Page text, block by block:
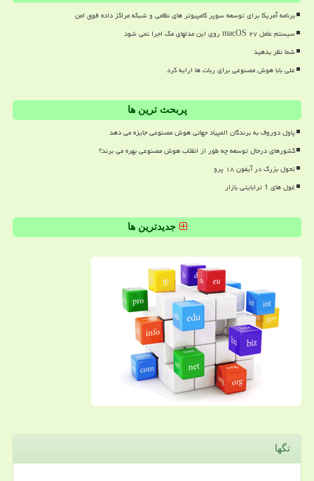
برنامه آمریکا برای توسعه سوپر کامپیوتر های نظامی و شبکه مراکز داده فوق امن
سیستم عامل macOS ۲۷ روی این مدلهای مک اجرا نمی شود
شما نظر بدهید
علی بابا هوش مصنوعی برای ربات ها ارایه کرد
پربحث ترین ها
پاول دوروف به برندگان المپیاد جهانی هوش مصنوعی جایزه می دهد
کشورهای درحال توسعه چه طور از انقلاب هوش مصنوعی بهره می برند؟
تحول بزرگ در آیفون ۱۸ پرو
غول های 1 ترابایتی بازار
جدیدترین ها
تگها